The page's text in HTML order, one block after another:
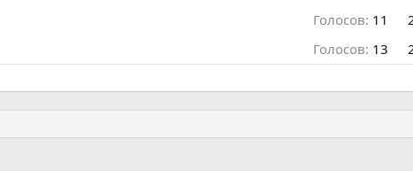
Голосов: 11
Голосов: 13